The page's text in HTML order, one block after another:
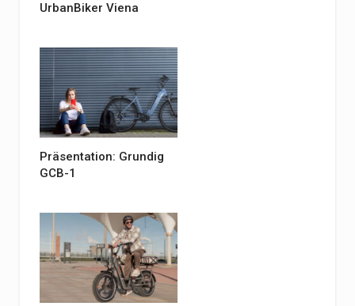
UrbanBiker Viena
Präsentation: Grundig
GCB-1